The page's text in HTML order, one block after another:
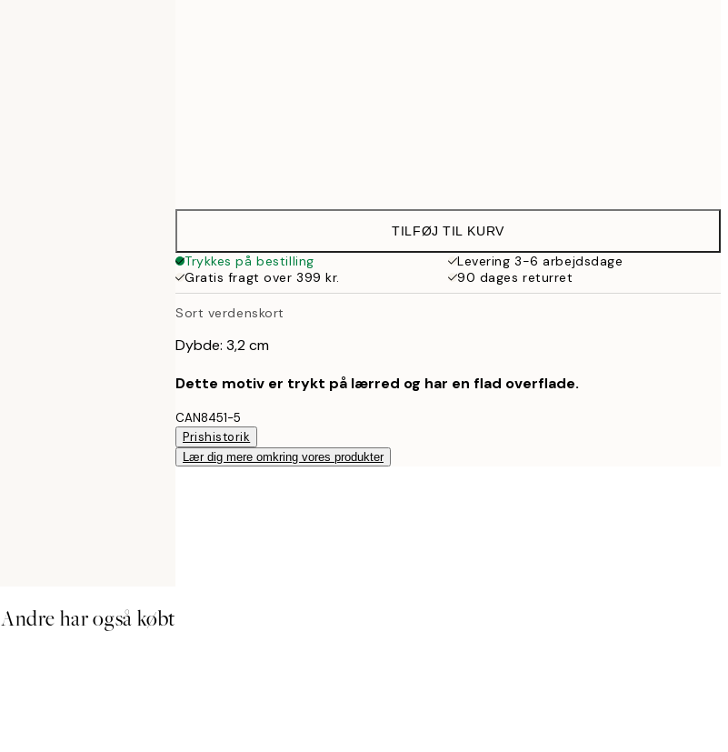
TILFØJ TIL KURV
Trykkes på bestilling
Levering 3-6 arbejdsdage
Gratis fragt over 399 kr.
90 dages returret
Sort verdenskort
Dybde: 3,2 cm
Dette motiv er trykt på lærred og har en flad overflade.
CAN8451-5
Prishistorik
Lær dig mere omkring vores produkter
Andre har også købt